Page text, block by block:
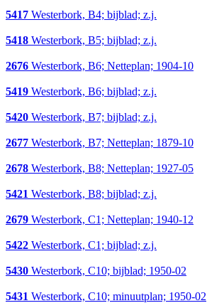
5417 Westerbork, B4; bijblad; z.j.
5418 Westerbork, B5; bijblad; z.j.
2676 Westerbork, B6; Netteplan; 1904-10
5419 Westerbork, B6; bijblad; z.j.
5420 Westerbork, B7; bijblad; z.j.
2677 Westerbork, B7; Netteplan; 1879-10
2678 Westerbork, B8; Netteplan; 1927-05
5421 Westerbork, B8; bijblad; z.j.
2679 Westerbork, C1; Netteplan; 1940-12
5422 Westerbork, C1; bijblad; z.j.
5430 Westerbork, C10; bijblad; 1950-02
5431 Westerbork, C10; minuutplan; 1950-02